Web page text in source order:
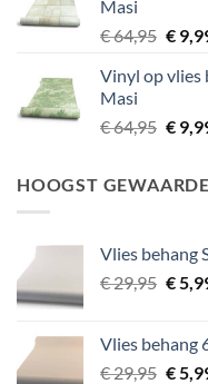
Masi
€64,95
was:
€
Vinyl op vlies
Masi
€64,95
€
€
HOOGST
Vlies behang
€29,95
€
€
Vlies behang
€29,95 €